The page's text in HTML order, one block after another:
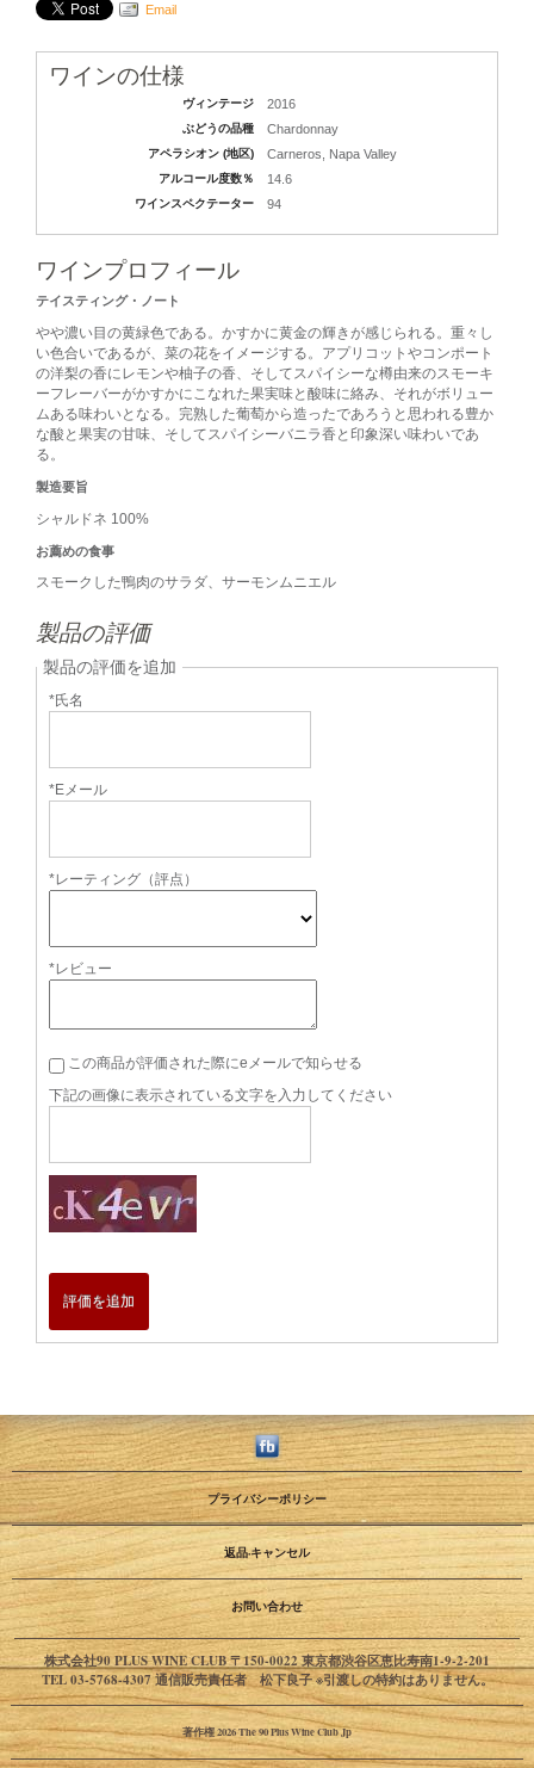
Email
ワインの仕様
ヴィンテージ 2016
ぶどうの品種 Chardonnay
アペラシオン (地区) Carneros, Napa Valley
アルコール度数％ 14.6
ワインスペクテーター 94
ワインプロフィール
テイスティング・ノート
やや濃い目の黄緑色である。かすかに黄金の輝きが感じられる。重々し
い色合いであるが、菜の花をイメージする。アプリコットやコンポート
の洋梨の香にレモンや柚子の香、そしてスパイシーな樽由来のスモーキ
ーフレーバーがかすかにこなれた果実味と酸味に絡み、それがボリュー
ムある味わいとなる。完熟した葡萄から造ったであろうと思われる豊か
な酸と果実の甘味、そしてスパイシーバニラ香と印象深い味わいであ
る。
製造要旨
シャルドネ 100%
お薦めの食事
スモークした鴨肉のサラダ、サーモンムニエル
製品の評価
製品の評価を追加
*氏名
*Eメール
*レーティング（評点）
*レビュー
この商品が評価された際にeメールで知らせる
下記の画像に表示されている文字を入力してください
評価を追加
プライバシーポリシー
返品·キャンセル
お問い合わせ
株式会社90 PLUS WINE CLUB 〒150-0022 東京都渋谷区恵比寿南1-9-2-201
TEL 03-5768-4307 通信販売責任者 松下良子 ※引渡しの特約はありません。
著作権 2026 The 90 Plus Wine Club Jp